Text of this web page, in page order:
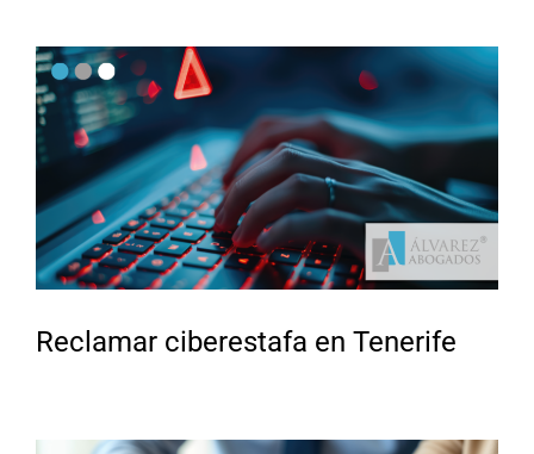
Reclamar ciberestafa en Tenerife